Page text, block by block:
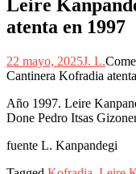
Leire
atenta en 1997
22 mayo, 2025J. L.
Cantinera Kofradia
Año 1997. Leire
Done Pedro Itsas
fuente L. Kanpandegi